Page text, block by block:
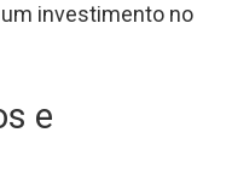
investimento no
e